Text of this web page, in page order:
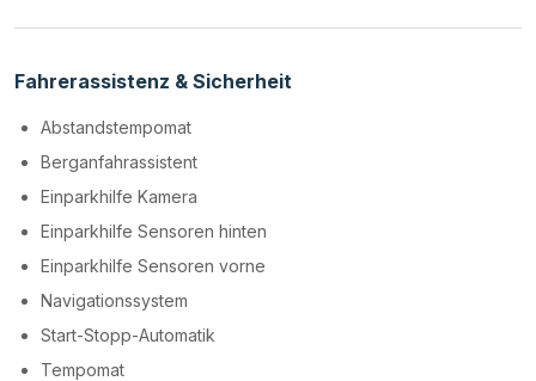
Fahrerassistenz & Sicherheit
Abstandstempomat
Berganfahrassistent
Einparkhilfe Kamera
Einparkhilfe Sensoren hinten
Einparkhilfe Sensoren vorne
Navigationssystem
Start-Stopp-Automatik
Tempomat